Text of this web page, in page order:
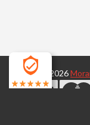
Copyright 2026